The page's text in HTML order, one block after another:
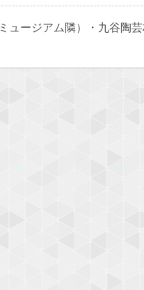
ージアム隣）・九谷陶